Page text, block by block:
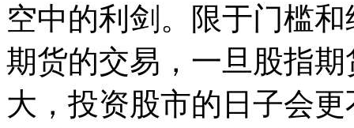
空中的利剑。限于门槛
期货的交易，一旦股指
大，投资股市的日子会